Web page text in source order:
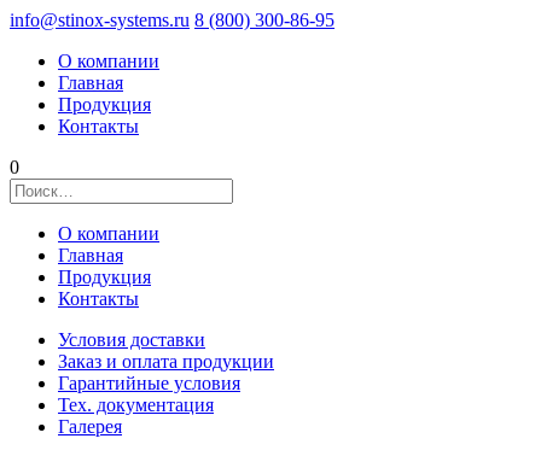
info@stinox-systems.ru 8 (800) 300-86-95
О компании
Главная
Продукция
Контакты
0
О компании
Главная
Продукция
Контакты
Условия доставки
Заказ и оплата продукции
Гарантийные условия
Тех. документация
Галерея